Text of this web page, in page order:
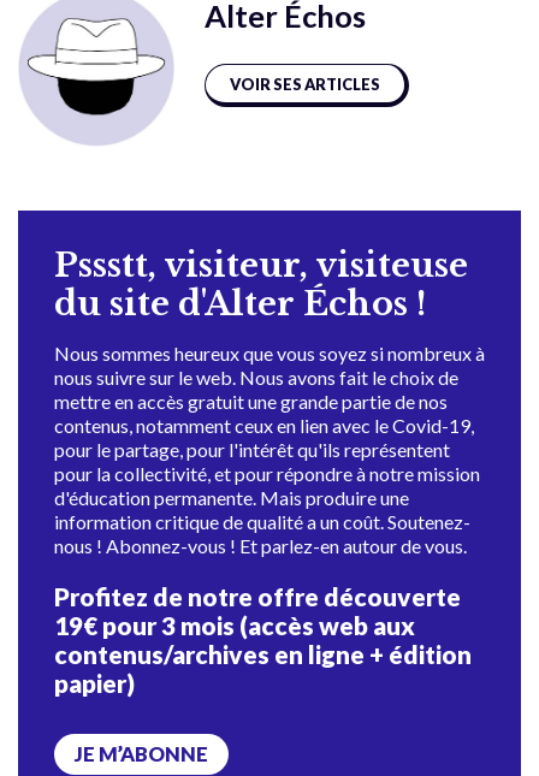
Alter Échos
VOIR SES ARTICLES
Pssstt, visiteur, visiteuse
du site d'Alter Échos !
Nous sommes heureux que vous soyez si nombreux à
nous suivre sur le web. Nous avons fait le choix de
mettre en accès gratuit une grande partie de nos
contenus, notamment ceux en lien avec le Covid-19,
pour le partage, pour l'intérêt qu'ils représentent
pour la collectivité, et pour répondre à notre mission
d'éducation permanente. Mais produire une
information critique de qualité a un coût. Soutenez-
nous ! Abonnez-vous ! Et parlez-en autour de vous.
Profitez de notre offre découverte
19€ pour 3 mois (accès web aux
contenus/archives en ligne + édition
papier)
JE M’ABONNE